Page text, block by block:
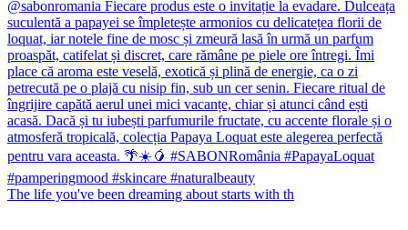
The life you've been dreaming about starts with th